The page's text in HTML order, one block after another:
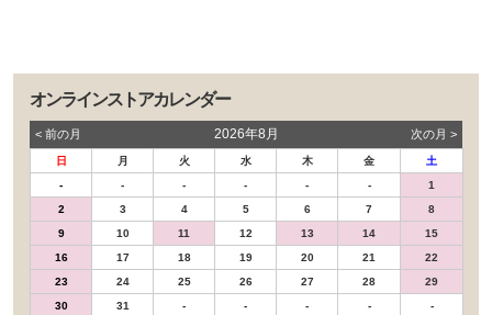
オンラインストアカレンダー
< 前の⽉ 2026年8月 次の⽉ >
日 月 火 水 木 金
土
-
- - - - -
1
2
3 4 5 6 7
8
9
10 11 12 13 14
15
16
17 18 19 20 21
22
23
24 25 26 27 28
29
30
31 - - - - -